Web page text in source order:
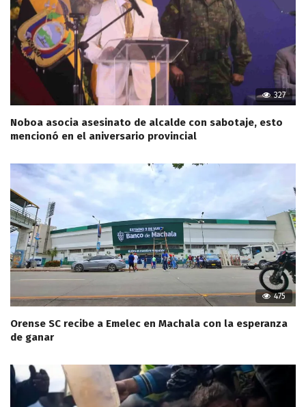
327
Noboa asocia asesinato de alcalde con sabotaje, esto
mencionó en el aniversario provincial
475
Orense SC recibe a Emelec en Machala con la esperanza
de ganar